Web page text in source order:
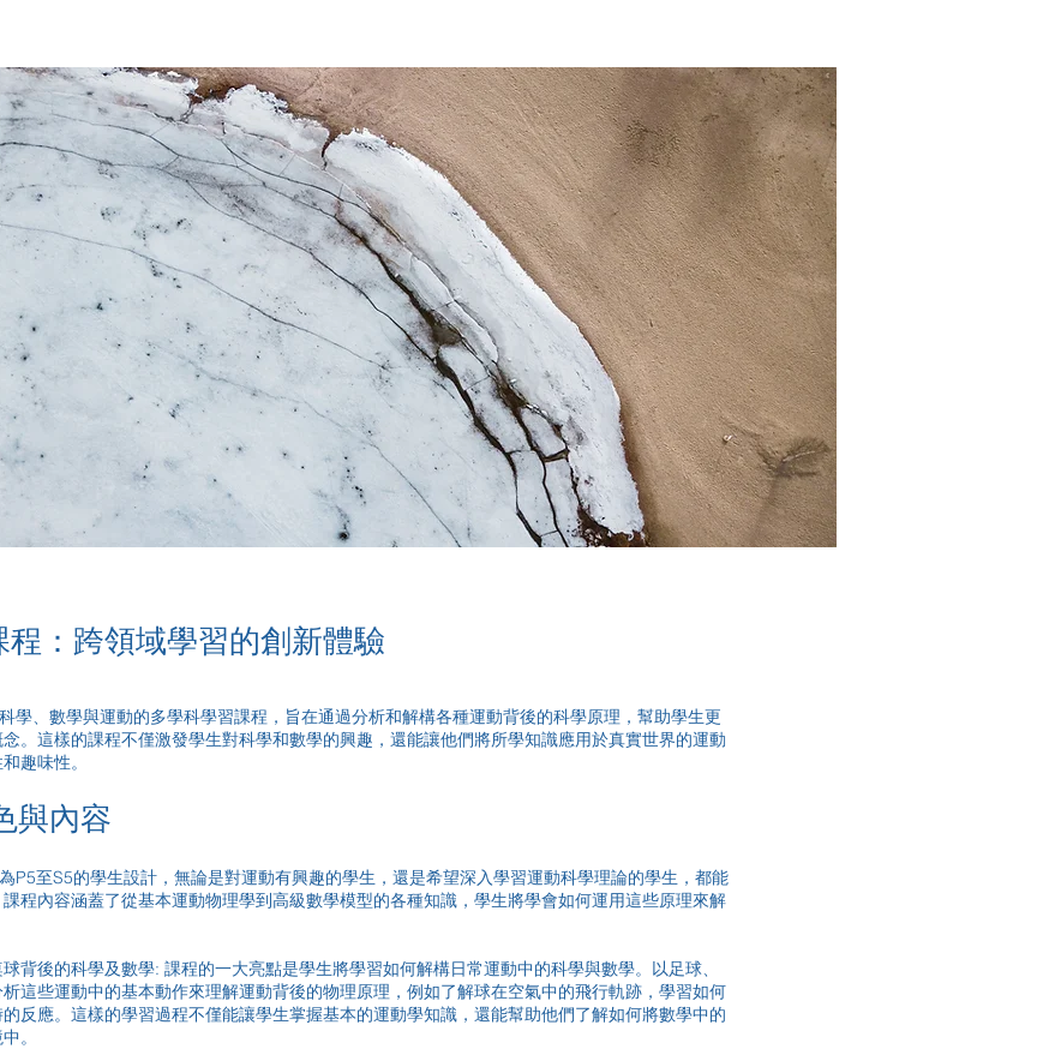
：跨領域學習的創新體驗
學、數學與運動的多學科學習課程，旨在通過分析和解構各種運動背後的科學原理，幫助學生更
。這樣的課程不僅激發學生對科學和數學的興趣，還能讓他們將所學知識應用於真實世界的運動
趣味性。
與內容
P5至S5的學生設計，無論是對運動有興趣的學生，還是希望深入學習運動科學理論的學生，都能
程內容涵蓋了從基本運動物理學到高級數學模型的各種知識，學生將學會如何運用這些原理來解
背後的科學及數學: 課程的一大亮點是學生將學習如何解構日常運動中的科學與數學。以足球、
這些運動中的基本動作來理解運動背後的物理原理，例如了解球在空氣中的飛行軌跡，學習如何
反應。這樣的學習過程不僅能讓學生掌握基本的運動學知識，還能幫助他們了解如何將數學中的
。